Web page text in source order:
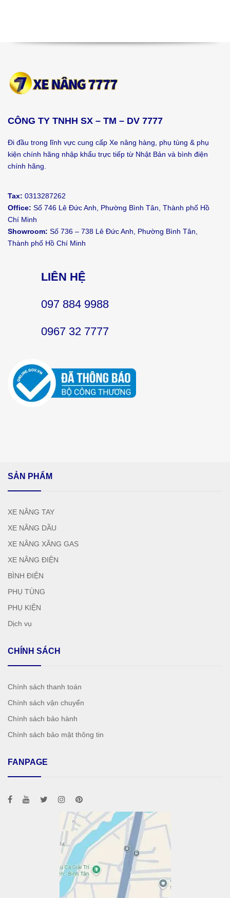
CÔNG TY TNHH SX – TM – DV 7777
Đi đầu trong lĩnh vực cung cấp Xe nâng hàng, phụ tùng & phụ
kiện chính hãng nhập khẩu trực tiếp từ Nhật Bản và bình điện
chính hãng.
Tax: 0313287262
Office: Số 746 Lê Đức Anh, Phường Bình Tân, Thành phố Hồ
Chí Minh
Showroom: Số 736 – 738 Lê Đức Anh, Phường Bình Tân,
Thành phố Hồ Chí Minh
LIÊN HỆ
097 884 9988
0967 32 7777
SẢN PHẨM
XE NÂNG TAY
XE NÂNG DẦU
XE NÂNG XĂNG GAS
XE NÂNG ĐIỆN
BÌNH ĐIỆN
PHỤ TÙNG
PHỤ KIỆN
Dịch vụ
CHÍNH SÁCH
Chính sách thanh toán
Chính sách vận chuyển
Chính sách bảo hành
Chính sách bảo mật thông tin
FANPAGE